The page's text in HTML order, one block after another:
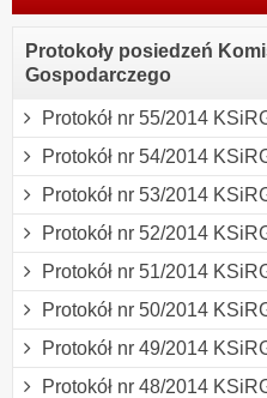
Protokoły posiedzeń
Gospodarczego
Protokół nr 55/2014
Protokół nr 54/2014
Protokół nr 53/2014
Protokół nr 52/2014
Protokół nr 51/2014
Protokół nr 50/2014
Protokół nr 49/2014
Protokół nr 48/2014